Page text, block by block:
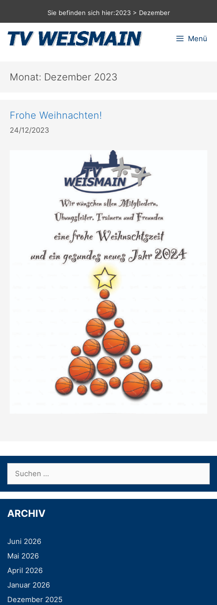
springen
Sie befinden sich hier:2023> Dezember
Menü
Monat: Dezember 2023
Frohe Weihnachten!
24/12/2023
ARCHIV
Juni 2026
Mai 2026
April 2026
Januar 2026
Dezember 2025